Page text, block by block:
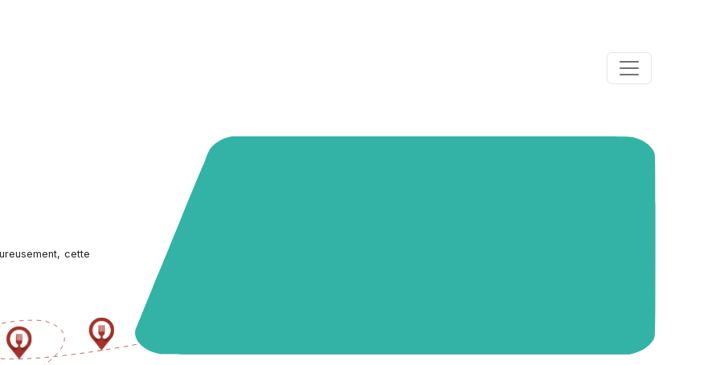
cette